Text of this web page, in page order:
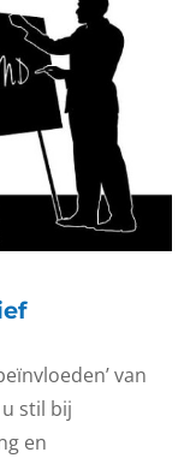
van
stil bij
en